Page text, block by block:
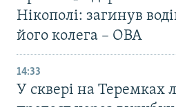
Нікополі: загинув
його колега – ОВА
14:33
У сквері на